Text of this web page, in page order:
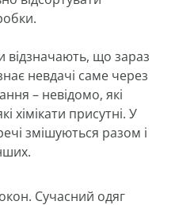
відзначають, що зараз
невдачі саме через
– невідомо, які
хімікати присутні. У
змішуються разом і
Сучасний одяг